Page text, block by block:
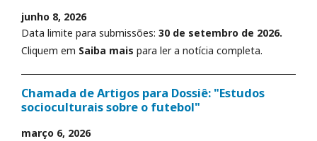
junho 8, 2026
Data limite para submissões: 30 de setembro de 2026.
Cliquem em Saiba mais para ler a notícia completa.
Chamada de Artigos para Dossiê: "Estudos
socioculturais sobre o futebol"
março 6, 2026